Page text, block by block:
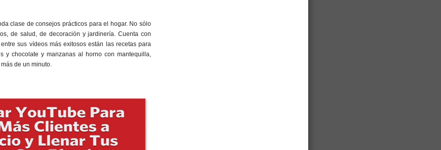
clase de consejos prácticos para el hogar. No sólo
de salud, de decoración y jardinería. Cuenta con
sus vídeos más exitosos están las recetas para
y chocolate y manzanas al horno con mantequilla,
de un minuto.